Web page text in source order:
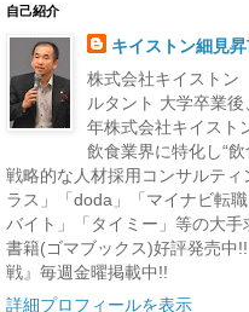
自己紹介
キイストン細見
株式会社キイスト
ルタント 大学卒業
年株式会社キイスト
飲食業界に特化し“飲
戦略的な人材採用コンサルテ
ラス」「doda」「マイナビ転
バイト」「タイミー」等の大
書籍(ゴマブックス)好評発売
戦』毎週金曜掲載中!!
詳細プロフィールを表示